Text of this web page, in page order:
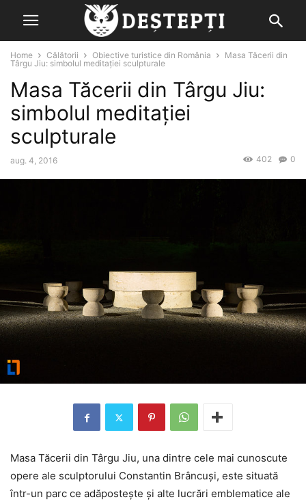
Home Călătorii Obiective turistice din România
Masa Tăcerii din
Târgu Jiu: simbolul meditației sculpturale
Masa Tăcerii din Târgu Jiu:
simbolul meditației
sculpturale
aug. 4, 2016 0
402
Masa Tăcerii din Târgu Jiu, una dintre cele mai cunoscute
opere ale sculptorului Constantin Brâncuși, este situată
într-un parc ce adăpostește și alte lucrări emblematice ale